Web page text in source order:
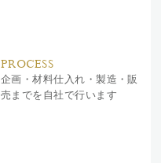
PROCESS
企画・材料仕入れ・製造・販
売までを自社で行います